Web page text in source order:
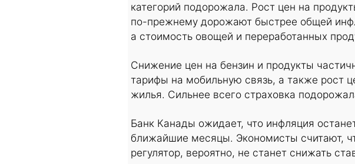
категорий подорожала. Рост цен на
по-прежнему дорожают быстрее общей
а стоимость овощей и переработанных
Снижение цен на бензин и продукты
тарифы на мобильную связь, а также рост
жилья. Сильнее всего страховка
Банк Канады ожидает, что инфляция
ближайшие месяцы. Экономисты считают,
регулятор, вероятно, не станет снижать